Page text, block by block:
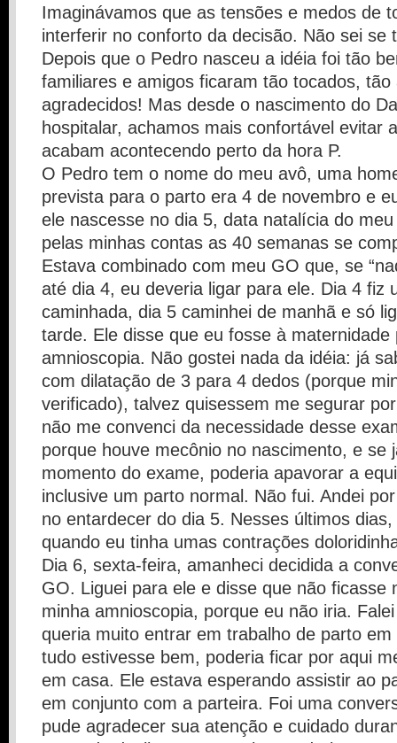
Imaginávamos que as tensões e medos de
interferir no conforto da decisão. Não sei se
Depois que o Pedro nasceu a idéia foi tão
familiares e amigos ficaram tão tocados,
agradecidos! Mas desde o nascimento do
hospitalar, achamos mais confortável evitar
acabam acontecendo perto da hora P.
O Pedro tem o nome do meu avô, uma
prevista para o parto era 4 de novembro e
ele nascesse no dia 5, data natalícia do
pelas minhas contas as 40 semanas se
Estava combinado com meu GO que, se
até dia 4, eu deveria ligar para ele. Dia 4 fiz
caminhada, dia 5 caminhei de manhã e só
tarde. Ele disse que eu fosse à maternidade
amnioscopia. Não gostei nada da idéia: já
com dilatação de 3 para 4 dedos (porque
verificado), talvez quisessem me segurar
não me convenci da necessidade desse
porque houve mecônio no nascimento, e se
momento do exame, poderia apavorar a
inclusive um parto normal. Não fui. Andei
no entardecer do dia 5. Nesses últimos
quando eu tinha umas contrações
Dia 6, sexta-feira, amanheci decidida a
GO. Liguei para ele e disse que não ficasse
minha amnioscopia, porque eu não iria.
queria muito entrar em trabalho de parto
tudo estivesse bem, poderia ficar por aqui
em casa. Ele estava esperando assistir ao
em conjunto com a parteira. Foi uma
pude agradecer sua atenção e cuidado